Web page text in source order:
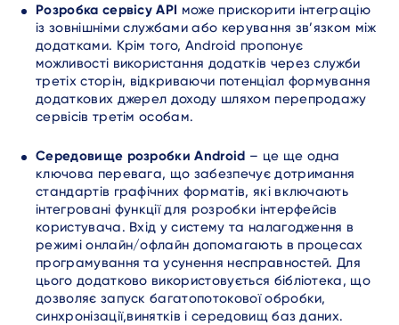
Розробка сервісу API може прискорити інтеграцію
із зовнішніми службами або керування зв’язком між
додатками. Крім того, Android пропонує
можливості використання додатків через служби
третіх сторін, відкриваючи потенціал формування
додаткових джерел доходу шляхом перепродажу
сервісів третім особам.
Середовище розробки Android – це ще одна
ключова перевага, що забезпечує дотримання
стандартів графічних форматів, які включають
інтегровані функції для розробки інтерфейсів
користувача. Вхід у систему та налагодження в
режимі онлайн/офлайн допомагають в процесах
програмування та усунення несправностей. Для
цього додатково використовується бібліотека, що
дозволяє запуск багатопотокової обробки,
синхронізації,винятків і середовищ баз даних.